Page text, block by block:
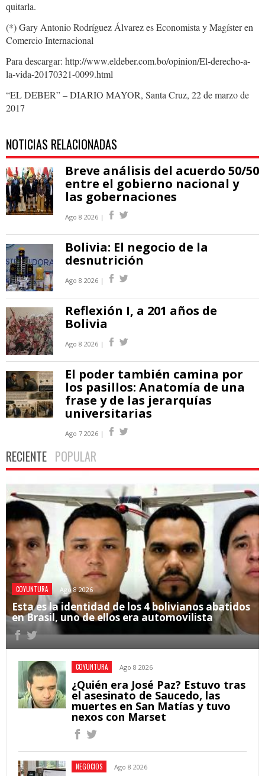
quitarla.
(*) Gary Antonio Rodríguez Álvarez es Economista y Magíster en
Comercio Internacional
Para descargar: http://www.eldeber.com.bo/opinion/El-derecho-a-
la-vida-20170321-0099.html
“EL DEBER” – DIARIO MAYOR, Santa Cruz, 22 de marzo de
2017
NOTICIAS RELACIONADAS
Breve análisis del acuerdo 50/50
entre el gobierno nacional y
las gobernaciones
Ago 8 2026 |
Bolivia: El negocio de la
desnutrición
Ago 8 2026 |
Reflexión I, a 201 años de
Bolivia
Ago 8 2026 |
El poder también camina por
los pasillos: Anatomía de una
frase y de las jerarquías
universitarias
Ago 7 2026 |
RECIENTE POPULAR
COYUNTURA Ago 8 2026
Esta es la identidad de los 4 bolivianos abatidos
en Brasil, uno de ellos era automovilista
COYUNTURA Ago 8 2026
¿Quién era José Paz? Estuvo tras
el asesinato de Saucedo, las
muertes en San Matías y tuvo
nexos con Marset
NEGOCIOS Ago 8 2026